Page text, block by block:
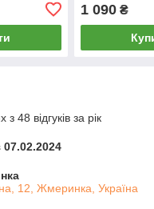
база, Лівий
1 090₴
48 відгуків за рік
12, Жмеринка, Україна